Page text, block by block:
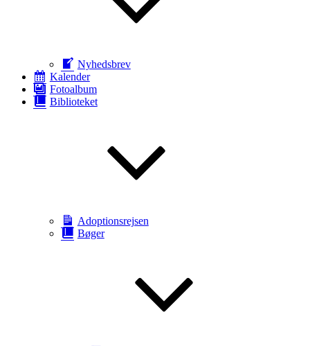
Nyhedsbrev
Kalender
Fotoalbum
Biblioteket
Adoptionsrejsen
Bøger